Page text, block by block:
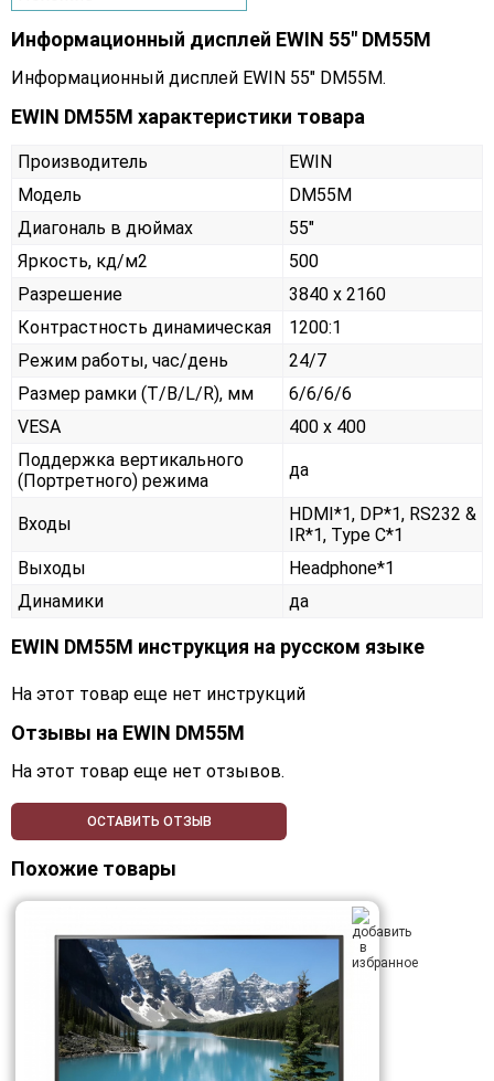
Информационный дисплей EWIN 55" DM55M
Информационный дисплей EWIN 55" DM55M.
EWIN DM55M характеристики товара
Производитель
EWIN
Модель
DM55M
Диагональ в дюймах
55"
Яркость, кд/м2
500
Разрешение
3840 x 2160
Контрастность динамическая
1200:1
Режим работы, час/день
24/7
Размер рамки (T/B/L/R), мм
6/6/6/6
VESA
400 x 400
Поддержка вертикального
(Портретного) режима
да
Входы
HDMI*1, DP*1, RS232 &
IR*1, Type C*1
Выходы
Headphone*1
Динамики
да
EWIN DM55M инструкция на русском языке
На этот товар еще нет инструкций
Отзывы на EWIN DM55M
На этот товар еще нет отзывов.
ОСТАВИТЬ ОТЗЫВ
Похожие товары